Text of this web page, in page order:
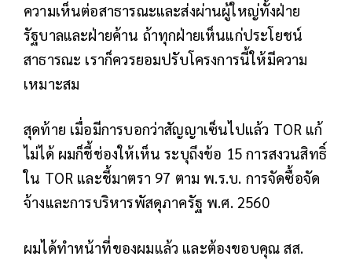
ความเห็นต่อสาธารณะและส่งผ่านผู้ใหญ่ทั้งฝ่าย
รัฐบาลและฝ่ายค้าน ถ้าทุกฝ่ายเห็นแก่ประโยชน์
สาธารณะ เราก็ควรยอมปรับโครงการนี้ให้มีความ
เหมาะสม
สุดท้าย เมื่อมีการบอกว่าสัญญาเซ็นไปแล้ว TOR แก้
ไม่ได้ ผมก็ชี้ช่องให้เห็น ระบุถึงข้อ 15 การสงวนสิทธิ์
ใน TOR และชี้มาตรา 97 ตาม พ.ร.บ. การจัดซื้อจัด
จ้างและการบริหารพัสดุภาครัฐ พ.ศ. 2560
ผมได้ทำหน้าที่ของผมแล้ว และต้องขอบคุณ สส.